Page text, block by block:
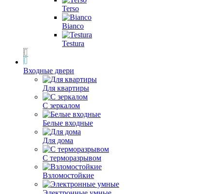
Terso
Bianco
Testura
Входные двери
Для квартиры
С зеркалом
Белые входные
Для дома
С терморазрывом
Взломостойкие